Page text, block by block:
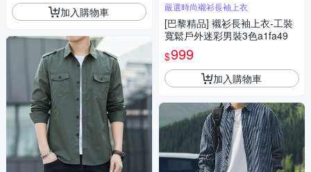
加入購物車 嚴選時尚襯衫長袖上衣
[巴黎精品] 襯衫長袖上衣-工裝
寬鬆戶外迷彩男裝3色a1fa49
$999
加入購物車